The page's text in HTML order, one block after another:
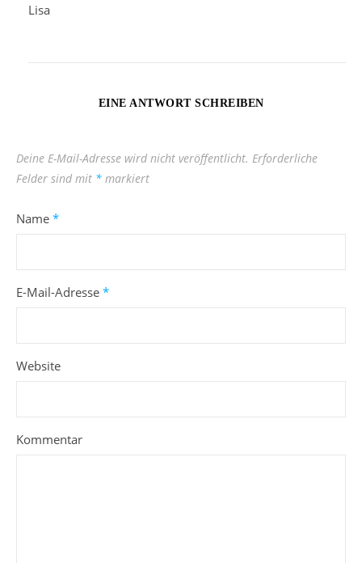
Lisa
EINE ANTWORT SCHREIBEN
Deine E-Mail-Adresse wird nicht veröffentlicht. Erforderliche
Felder sind mit * markiert
Name *
E-Mail-Adresse *
Website
Kommentar